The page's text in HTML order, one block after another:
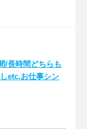
/長時間どちらも
etc.お仕事シン